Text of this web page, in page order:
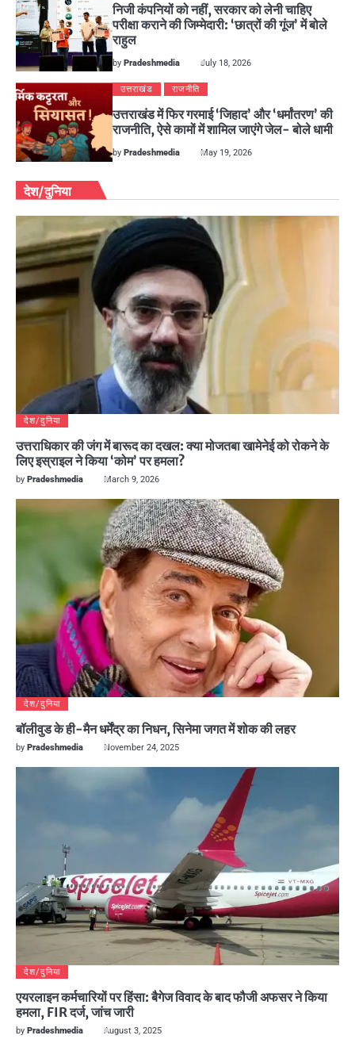
निजी कंपनियों को नहीं, सरकार को लेनी चाहिए
परीक्षा कराने की जिम्मेदारी: ‘छात्रों की गूंज’ में बोले
राहुल
byPradeshmedia July 18, 2026
उत्तराखंड राजनीति
उत्तराखंड में फिर गरमाई ‘जिहाद’ और ‘धर्मांतरण’ की
राजनीति, ऐसे कामों में शामिल जाएंगे जेल- बोले धामी
byPradeshmedia May 19, 2026
देश/दुनिया
देश/दुनिया
उत्तराधिकार की जंग में बारूद का दखल: क्या मोजतबा खामेनेई को रोकने के
लिए इस्राइल ने किया ‘कोम’ पर हमला?
by Pradeshmedia March 9, 2026
देश/दुनिया
बॉलीवुड के ही-मैन धर्मेंद्र का निधन, सिनेमा जगत में शोक की लहर
by Pradeshmedia November 24, 2025
देश/दुनिया
एयरलाइन कर्मचारियों पर हिंसा: बैगेज विवाद के बाद फौजी अफसर ने किया
हमला, FIR दर्ज, जांच जारी
by Pradeshmedia August 3, 2025